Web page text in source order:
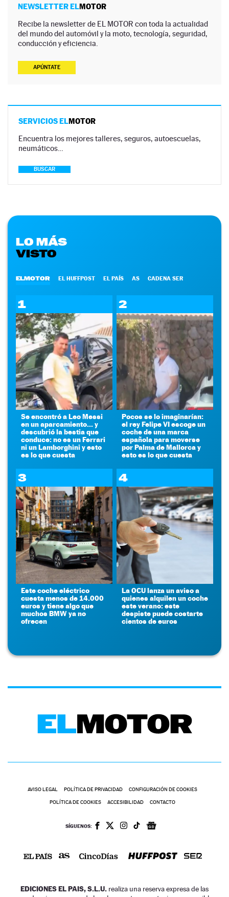
NEWSLETTER ELMOTOR
Recibe la newsletter de EL MOTOR con toda la actualidad
del mundo del automóvil y la moto, tecnología, seguridad,
conducción y eficiencia.
APÚNTATE
SERVICIOS ELMOTOR
Encuentra los mejores talleres, seguros, autoescuelas,
neumáticos…
BUSCAR
LO MÁS
VISTO
ELMOTOR EL HUFFPOST EL PAÍS AS CADENA SER
1
Se encontró a Leo Messi
en un aparcamiento... y
descubrió la bestia que
conduce: no es un Ferrari
ni un Lamborghini y esto
es lo que cuesta
2
Pocos se lo imaginarían:
el rey Felipe VI escoge un
coche de una marca
española para moverse
por Palma de Mallorca y
esto es lo que cuesta
3
Este coche eléctrico
cuesta menos de 14.000
euros y tiene algo que
muchos BMW ya no
ofrecen
4
La OCU lanza un aviso a
quienes alquilen un coche
este verano: este
despiste puede costarte
cientos de euros
AVISO LEGAL POLÍTICA DE PRIVACIDAD CONFIGURACIÓN DE COOKIES
POLÍTICA DE COOKIES ACCESIBILIDAD CONTACTO
SÍGUENOS:
EDICIONES EL PAIS, S.L.U. realiza una reserva expresa de las